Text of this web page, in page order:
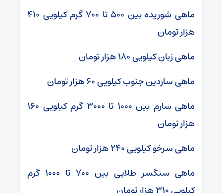
ماهی شوریده بین ۵۰۰ تا ۷۰۰ گرم کیلویی ۴۱۰
هزار تومان
ماهی زبان کیلویی ۱۸۰ هزار تومان
ماهی ساردین جنوب کیلویی ۶۰ هزار تومان
ماهی سارم بین ۱۰۰۰ تا ۳۰۰۰ گرم کیلویی ۱۶۰
هزار تومان
ماهی سرخو کیلویی ۲۴۰ هزار تومان
ماهی سنگسر طلایی بین ۷۰۰ تا ۱۰۰۰ گرم